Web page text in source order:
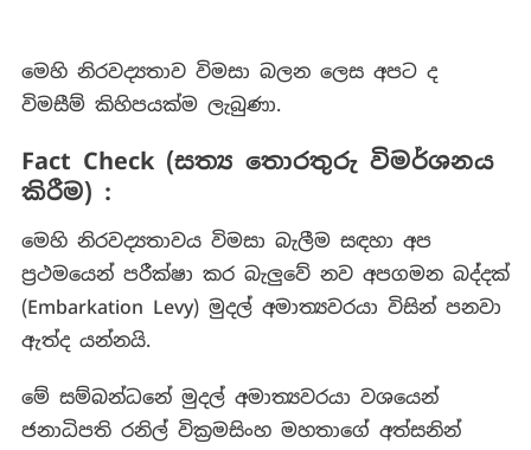
මෙහි නිරවද්‍යතාව විමසා බලන ලෙස අපට ද
විමසීම් කිහිපයක්ම ලැබුණා.
Fact Check (සත්‍ය තොරතුරු විමර්ශනය
කිරීම) :‍
මෙහි නිරවද්‍යතාවය විමසා බැලීම සඳහා අප
ප්‍රථමයෙන් පරීක්ෂා කර බැලුවේ නව අපගමන බද්දක්
(Embarkation Levy) මුදල් අමාත්‍යවරයා විසින් පනවා
ඇත්ද යන්නයි.
මේ සම්බන්ධනේ මුදල් අමාත්‍යවරයා වශයෙන්
ජනාධිපති රනිල් වික්‍රමසිංහ මහතාගේ අත්සනින්